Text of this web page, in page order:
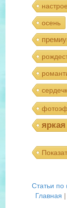
осень
яркая
Статьи по
Главная |